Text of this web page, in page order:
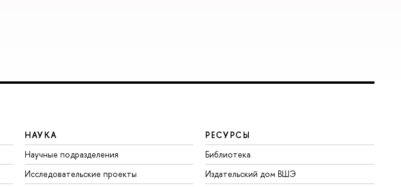
НАУКА
Научные подразделения
Исследовательские проекты
РЕСУРСЫ
Библиотека
Издательский дом ВШЭ